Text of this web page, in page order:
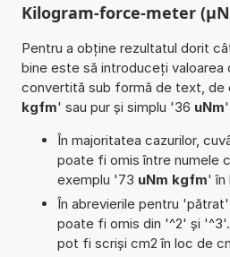
Kilogram-force-meter
Pentru a obține rezultatul dorit
bine este să introduceți valoarea
convertită sub formă de text, de
kgfm' sau pur și simplu '36 uNm
În majoritatea cazurilor,
poate fi omis între numele
exemplu '73 uNm kgfm' în
În abrevierile pentru
poate fi omis din '^2' și
pot fi scriși cm2 în loc de